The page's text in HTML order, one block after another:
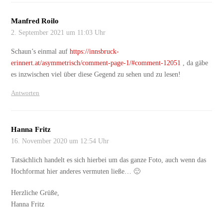
Manfred Roilo
2. September 2021 um 11:03 Uhr
Schaun’s einmal aufhttps://innsbruck-
erinnert.at/asymmetrisch/comment-page-1/#comment-12051 , da gäbe
es inzwischen viel über diese Gegend zu sehen und zu lesen!
Antworten
Hanna Fritz
16. November 2020 um 12:54 Uhr
Tatsächlich handelt es sich hierbei um das ganze Foto, auch wenn das
Hochformat hier anderes vermuten ließe… 🙂
Herzliche Grüße,
Hanna Fritz